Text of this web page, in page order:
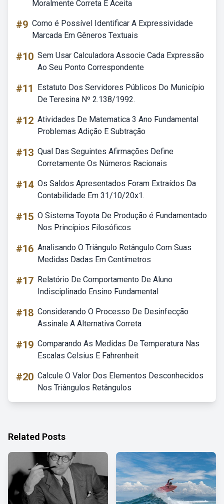
Moralmente Correta E Aceita
#9 Como é Possível Identificar A Expressividade
Marcada Em Gêneros Textuais
#10 Sem Usar Calculadora Associe Cada Expressão
Ao Seu Ponto Correspondente
#11
Estatuto Dos Servidores Públicos Do Município
De Teresina Nº 2.138/1992.
#12 Atividades De Matematica 3 Ano Fundamental
Problemas Adição E Subtração
#13 Qual Das Seguintes Afirmações Define
Corretamente Os Números Racionais
#14 Os Saldos Apresentados Foram Extraídos Da
Contabilidade Em 31/10/20x1.
#15 O Sistema Toyota De Produção é Fundamentado
Nos Princípios Filosóficos
#16 Analisando O Triângulo Retângulo Com Suas
Medidas Dadas Em Centímetros
#17 Relatório De Comportamento De Aluno
Indisciplinado Ensino Fundamental
#18 Considerando O Processo De Desinfecção
Assinale A Alternativa Correta
#19 Comparando As Medidas De Temperatura Nas
Escalas Celsius E Fahrenheit
#20 Calcule O Valor Dos Elementos Desconhecidos
Nos Triângulos Retângulos
Related Posts